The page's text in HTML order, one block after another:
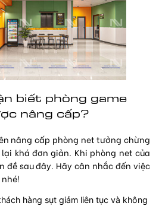
biết phòng game
nâng cấp?
nâng cấp phòng net tưởng chừng
khá đơn giản. Khi phòng net của
đề sau đây. Hãy cân nhắc đến việc
hàng sụt giảm liên tục và không